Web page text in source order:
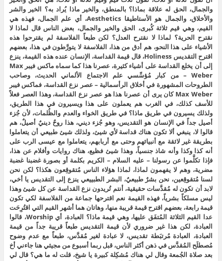
والجمال، الحق له علاقة بماذا؟ بالمنطق، والخير ماذا يُراد به؟ الخير والشر
والأخلاق، والجمال هو الأستاطيقا Aesthetics، أي علم الجمال، فهذه هي
القيم، وهي قيم ثلاثة كُبرى، الحق والخير والجمال، بعض الناس قال لماذا لا
نقترح الحرية؟ لماذا لا نقترح العدل؟ لكن طبعاً الفلاسفة لم يقترحوا هذه
الأشياء على هذا النحو، هم أدق من هذا، الفلاسفة لا يتورَّطون في هذا، بعضهم
اقترح التقديس Holiness، قال قيمة القداسة، الإنسان عنده هذه القيمة، ينزع
إلى أن يخلع القداسة على أشياء كثيرة، عصرنا هذا كما سماه ماكس فيبر Max
Weber – من كبار مُؤسِّسي علم الاجتماع الألماني الحديث، وصاحب
الطروحات المشهورة في أخلاق الرأسمالية – عصر نزع القداسة، فماكس فيبر
Max Weber كان يرى أن عصرنا هذا هو عصر نزع القداسة، وهذا العصر فعلاً
للأسف كذلك، في الغرب هم يعملون على هذا ويسيرون في هذا الطريق،
ولذلك يسيرون في طريق ماذا؟ في طريق الخواء والعدم والظُلمات، لأن جُزء
أصيل جداً في الإنسان هو التقديس، وهو جُزء ديني، هذا روحٌ دينيٌ أصيلٌ، هم
قالوا لا، ينبغي ألا تكون هناك قداسة لأي شيئ، ولذلك شيئ طبيعي أن يتعاملوا
بطريقة غير لائقة مع أنبيائهم وحتى مع أربابهم، يتعاملوا مع عيسى الرب على
أنه كذا وكذا وأنه شاذ جنسياً، وهذا شيئ فظيع، هناك روايات وأفلام عن هذا،
فإذا تكلَّموا عن رسولنا – عليه السلام – الكريم بكلمة أو بصورة غضبنا غضبة
مضرية، وهم لا يفهمون لماذا، لماذا هؤلاء الناس مُتقوقِعون هكذا؟ لكن نحن
لسنا مُتقوقِعين، نحن بشرٌ طبيعيٌ، البشر الطبييعي ينزع إلى التقديس يا أخي،
لابد أن تكون له مُقدَّسات حقيقية، أنتم تُريدون نزع القداسة عن كل شيئ وهذا
ليس مسلكاً بشرياً، فهذه القيمة نعم اقترحها جماعة من الفلاسفة لكي تكون
قيمة رابعة، بعضهم اقترح قيمة قريبة منها، وهاتان هما أشهر القيم التي اقتُرِحَت
عدا القيم الثلاثة المُتفَق عليها، وهي قيمة ماذا؟ العبادة، أي Worship، قالوا
العبادة، لكن هذا غير ضروري لأن قيمة التقديس طبعاً قريبة جداً من قيمة
العبادة، العبادة مُرتبَطة تقديس، لا عبادة لغير مُقدَّس، طبعاً مع عدم وضوح
مُصطلَح المُقدَّس في ذهن أكثر الناس، قبل ربما أسبوع من مجيئي هنا جاءني أخ
بعد صلاة الجُمعة وقال لي هناك مُشكِلة كبيرة يا شيخ، قلت له ما هي؟ قال لي